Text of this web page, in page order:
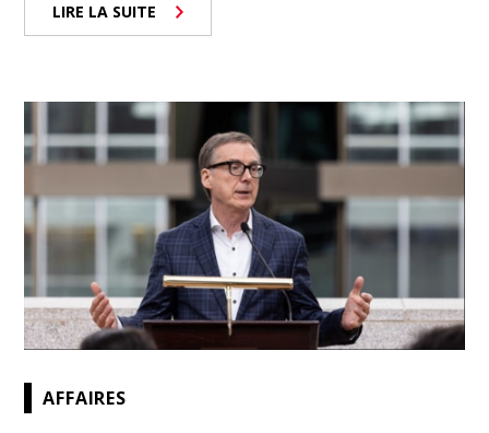
LIRE LA SUITE
AFFAIRES